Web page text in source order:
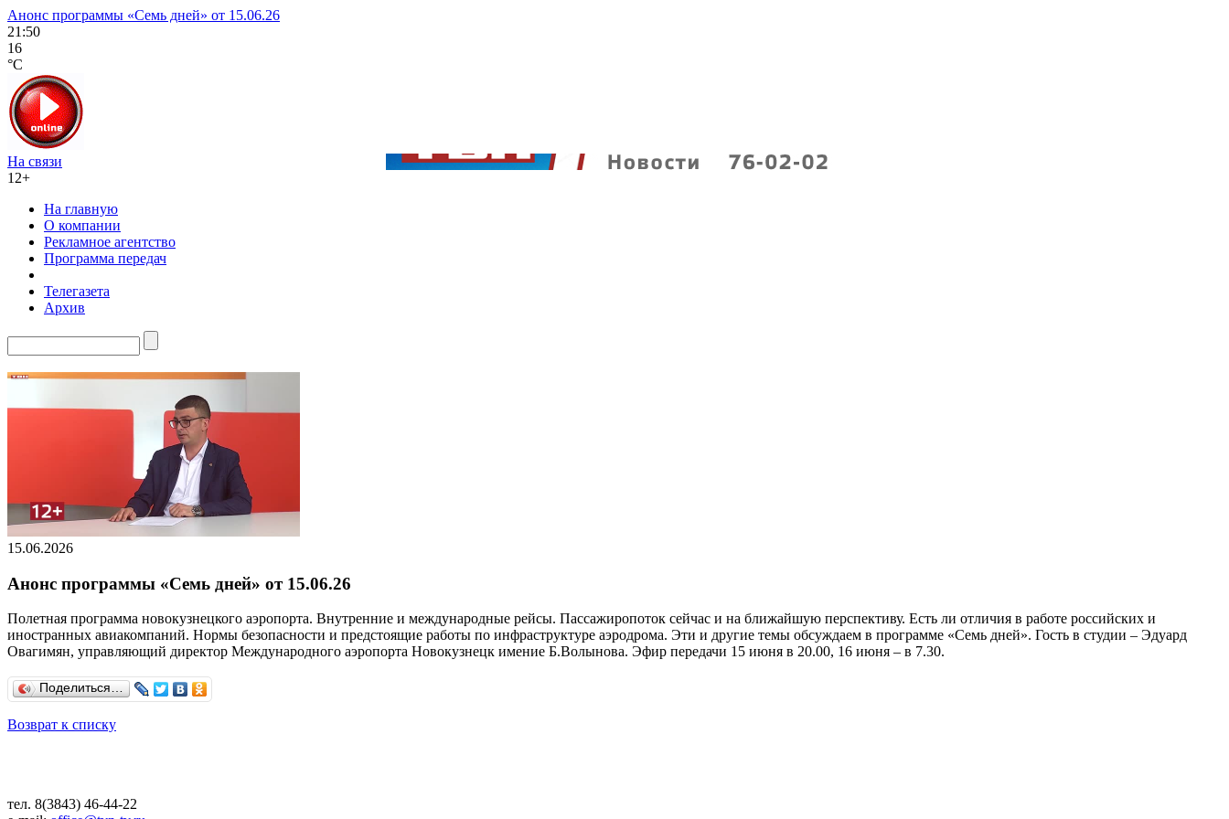
Анонс программы «Семь дней» от 15.06.26
21:50
16
°C
На связи
12+
На главную
О компании
Рекламное агентство
Программа передач
Телегазета
Архив
15.06.2026
Анонс программы «Семь дней» от 15.06.26
Полетная программа новокузнецкого аэропорта. Внутренние и международные рейсы. Пассажиропоток сейчас и на ближайшую перспективу. Есть ли отличия в работе российских и
иностранных авиакомпаний. Нормы безопасности и предстоящие работы по инфраструктуре аэродрома. Эти и другие темы обсуждаем в программе «Семь дней». Гость в студии – Эдуард
Овагимян, управляющий директор Международного аэропорта Новокузнецк имение Б.Волынова. Эфир передачи 15 июня в 20.00, 16 июня – в 7.30.
Поделиться…
Возврат к списку
тел. 8(3843) 46-44-22